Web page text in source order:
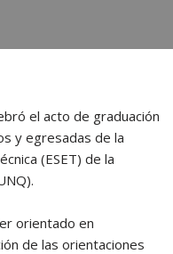
el acto de graduación
y egresadas de la
(ESET) de la
orientado en
de las orientaciones